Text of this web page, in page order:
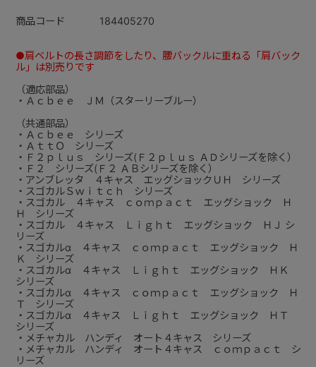
商品コード 184405270
●肩ベルトの長さ調節をしたり、腰バックルに重ねる「肩バック
ル」は別売りです
（適応部品）
・Ａｃｂｅｅ ＪＭ（スターリーブルー）
（共通部品）
・Ａｃｂｅｅ シリーズ
・ＡｔｔＯ シリーズ
・Ｆ２ｐｌｕｓ シリーズ(Ｆ２ｐｌｕｓ ＡＤシリーズを除く）
・Ｆ２ シリーズ(Ｆ２ ＡＢシリーズを除く）
・アンブレッタ ４キャス エッグショックＵＨ シリーズ
・スゴカルＳｗｉｔｃｈ シリーズ
・スゴカル ４キャス ｃｏｍｐａｃｔ エッグショック Ｈ
Ｈ シリーズ
・スゴカル ４キャス Ｌｉｇｈｔ エッグショック ＨＪ シ
リーズ
・スゴカルα ４キャス ｃｏｍｐａｃｔ エッグショック Ｈ
Ｋ シリーズ
・スゴカルα ４キャス Ｌｉｇｈｔ エッグショック ＨＫ
シリーズ
・スゴカルα ４キャス ｃｏｍｐａｃｔ エッグショック Ｈ
Ｔ シリーズ
・スゴカルα ４キャス Ｌｉｇｈｔ エッグショック ＨＴ
シリーズ
・メチャカル ハンディ オート４キャス シリーズ
・メチャカル ハンディ オート４キャス ｃｏｍｐａｃｔ シ
リーズ